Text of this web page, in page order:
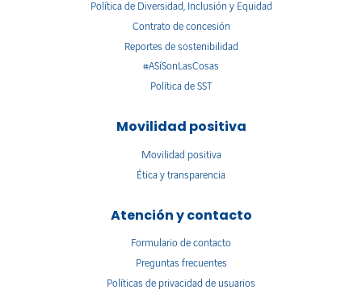
Política de Diversidad, Inclusión y Equidad
Contrato de concesión
Reportes de sostenibilidad
#ASíSonLasCosas
Política de SST
Movilidad positiva
Movilidad positiva
Ética y transparencia
Atención y contacto
Formulario de contacto
Preguntas frecuentes
Políticas de privacidad de usuarios